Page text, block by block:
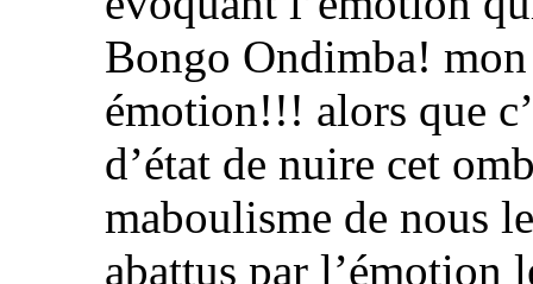
Bongo Ondimba!
émotion!!! alors que
d’état de nuire cet
maboulisme de nous
abattus par l’émotion